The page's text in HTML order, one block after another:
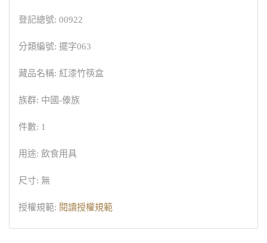
登記總號: 00922
分類編號: 擺字063
藏品名稱: 紅漆竹筷盒
族群: 中國-傣族
件數: 1
用途: 飲食用具
尺寸: 無
授權規範: 閱讀授權規範